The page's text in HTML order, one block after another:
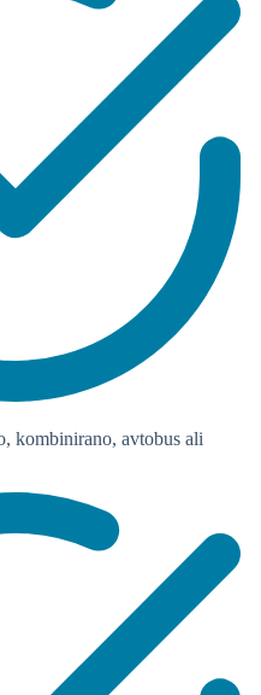
kombinirano, avtobus ali